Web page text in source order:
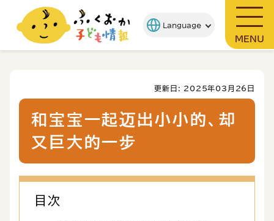
MENU
更新日: 2025年03月26日
和宝宝一起迈出小小的、却
又巨大的一步
目次